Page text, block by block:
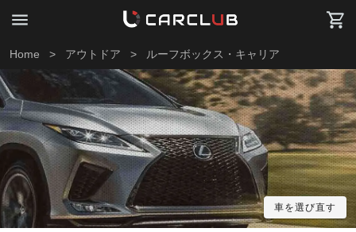
Home > アウトドア > ルーフボックス・キャリア
車を選び直す